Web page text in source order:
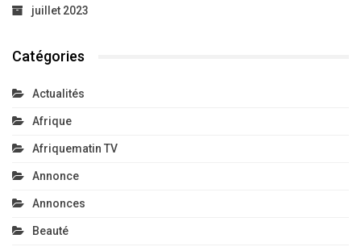
juillet 2023
Catégories
Actualités
Afrique
Afriquematin TV
Annonce
Annonces
Beauté